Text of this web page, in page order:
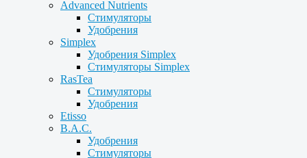
Advanced Nutrients
Стимуляторы
Удобрения
Simplex
Удобрения Simplex
Стимуляторы Simplex
RasTea
Стимуляторы
Удобрения
Etisso
B.A.C.
Удобрения
Стимуляторы